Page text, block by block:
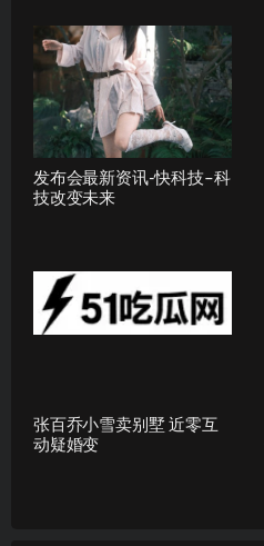
发布会最新资讯-快科技–科
技改变未来
张百乔小雪卖别墅 近零互
动疑婚变